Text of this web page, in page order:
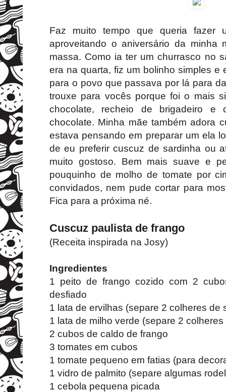
Faz muito tempo que queria fazer
aproveitando o aniversário da minha
massa. Como ia ter um churrasco no
era na quarta, fiz um bolinho simples e
para o povo que passava por lá para
trouxe para vocês porque foi o mais
chocolate, recheio de brigadeiro e
chocolate. Minha mãe também adora
estava pensando em preparar um ela
de eu preferir cuscuz de sardinha ou
muito gostoso. Bem mais suave e
pouquinho de molho de tomate por
convidados, nem pude cortar para
Fica para a próxima né.
Cuscuz paulista de frango
(Receita inspirada na Josy)
Ingredientes
1 peito de frango cozido com 2
desfiado
1 lata de ervilhas (separe 2 colheres de
1 lata de milho verde (separe 2
2 cubos de caldo de frango
3 tomates em cubos
1 tomate pequeno em fatias (para
1 vidro de palmito (separe algumas
1 cebola pequena picada